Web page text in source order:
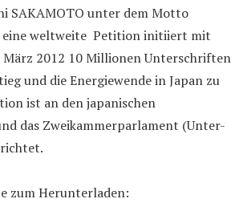
SAKAMOTO unter dem Motto
eine weltweite Petition initiiert mit
März 2012 10 Millionen Unterschriften
und die Energiewende in Japan zu
ist an den japanischen
das Zweikammerparlament (Unter-
zum Herunterladen: